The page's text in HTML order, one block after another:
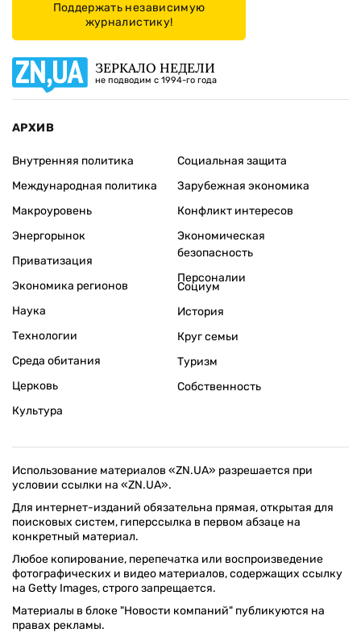
Поддержать независимую
журналистику!
ЗЕРКАЛО НЕДЕЛИ
не подводим с 1994-го года
АРХИВ
Внутренняя политика
Международная политика
Макроуровень
Энергорынок
Приватизация
Экономика регионов
Социальная защита
Зарубежная экономика
Конфликт интересов
Экономическая
безопасность
Персоналии
Наука
Технологии
Среда обитания
Церковь
Культура
Социум
История
Круг семьи
Туризм
Собственность
Использование материалов «ZN.UA» разрешается при
условии ссылки на «ZN.UA».
Для интернет-изданий обязательна прямая, открытая для
поисковых систем, гиперссылка в первом абзаце на
конкретный материал.
Любое копирование, перепечатка или воспроизведение
фотографических и видео материалов, содержащих ссылку
на Getty Images, строго запрещается.
Материалы в блоке "Новости компаний" публикуются на
правах рекламы.